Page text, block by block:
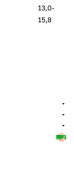
13,0-
15,8